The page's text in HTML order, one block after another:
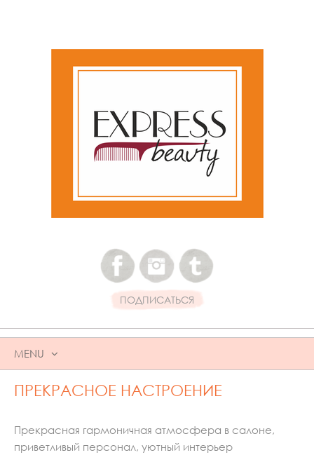
ПОДПИСАТЬСЯ
MENU
SKIP
TO
ПРЕКРАСНОЕ НАСТРОЕНИЕ
Прекрасная гармоничная атмосфера в салоне,
приветливый персонал, уютный интерьер